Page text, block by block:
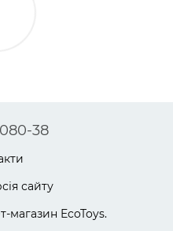
38
сайту
магазин EcoToys.